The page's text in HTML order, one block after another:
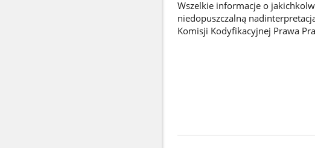
Wszelkie informacje o
niedopuszczalną
Komisji Kodyfikacyjnej Prawa
Minister